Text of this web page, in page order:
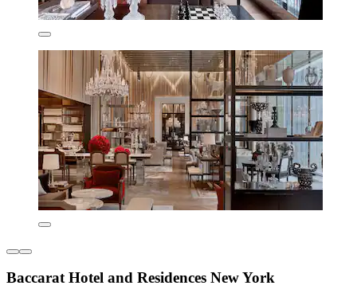
Baccarat Hotel and Residences New York